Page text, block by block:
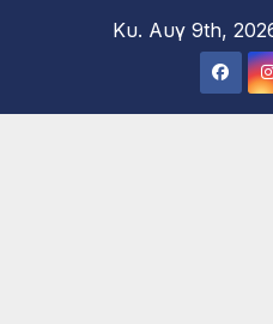
Κυ. Αυγ 9th,